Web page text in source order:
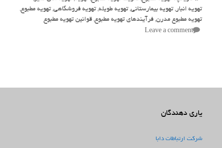
تهویه انبار, تهویه بیمارستانی, تهویه طویله, تهویه فروشگاهی, تهویه مطبوع,
تهویه مطبوع مدرن, فرآیندهای تهویه مطبوع, قوانین تهویه مطبوع
Leave a comment
یاری دهندگان
شرکت ارتباطات دابا